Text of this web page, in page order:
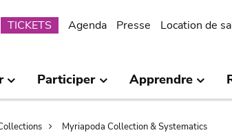
Submenu
TICKETS Agenda Presse Location de
Participer Apprendre
Myriapoda Collection & Systematics